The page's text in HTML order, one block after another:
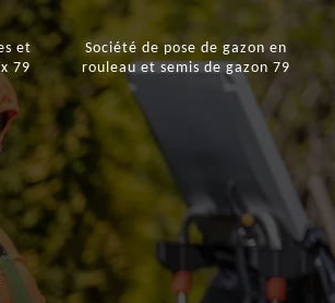
et
79
Société de pose de gazon en
rouleau et semis de gazon 79